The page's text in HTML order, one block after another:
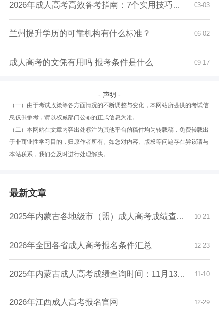
03-03
2026年成人高考高效备考指南：7个实用技巧助你...
06-02
兰州提升学历的可靠机构有什么标准？
09-17
成人高考的文凭有用吗 报考条件是什么
- 声明 -
（一）由于考试政策等各方面情况的不断调整与变化，本网站所提供的考试信
息仅供参考，请以权威部门公布的正式信息为准。
（二）本网站在文章内容出处标注为其他平台的稿件均为转载稿，免费转载出
于非商业性学习目的，归原作者所有。如您对内容、版权等问题存在异议请与
本站联系，我们会及时进行处理解决。
最新文章
10-21
2025年内蒙古各地级市（盟）成人高考成绩查询时...
12-23
2026年全国各省成人高考报名条件汇总
11-10
2025年内蒙古成人高考成绩查询时间：11月13日9...
12-29
2026年江西成人高考报名官网